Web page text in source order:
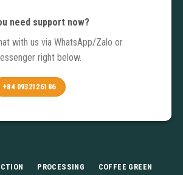
need support now?
with us via WhatsApp/Zalo or
right below.
+84 0932126186
PROCESSING COFFEE GREEN